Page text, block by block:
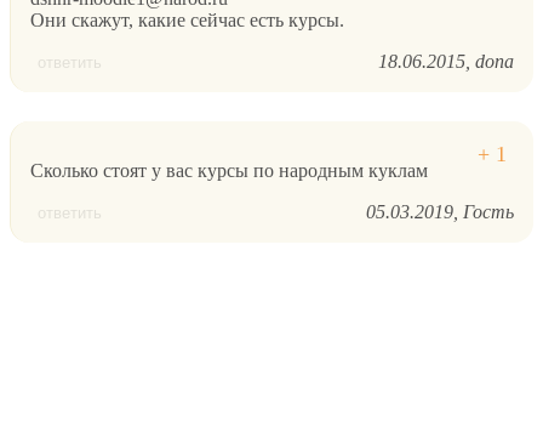
Они скажут, какие сейчас есть курсы.
ответить 18.06.2015 dona
Сколько стоят у вас курсы по народным куклам
ответить 05.03.2019 Гость